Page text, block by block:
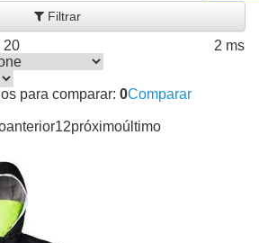
Filtrar
20
2 ms
para comparar: 0Comparar
anterior12próximoúltimo